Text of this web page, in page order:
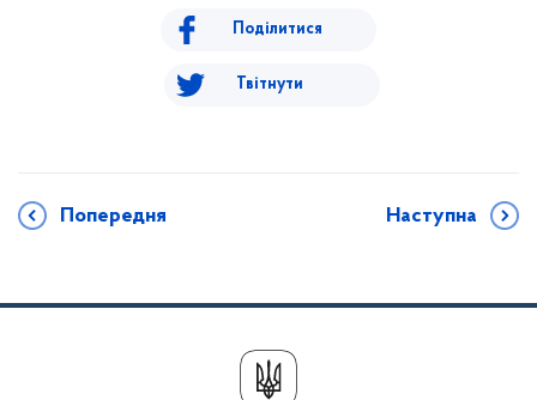
Поділитися
Твітнути
Попередня Наступна